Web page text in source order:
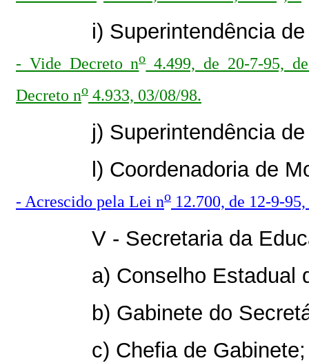
i) Superintendência
- Vide Decreto no4.499, de 20-7-95,
Decreto no 4.933, 03/08/98.
j) Superintendência
l) Coordenadoria de
- Acrescido pela Lei no 12.700, de 12-9-
V - Secretaria da
a) Conselho Estadual
b) Gabinete do
c) Chefia de Gabinete;